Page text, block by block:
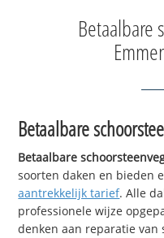
Betaalbare
Betaalbare
Betaalbare
soorten daken en bieden
aantrekkelijk tarief. Alle
professionele wijze
denken aan reparatie van